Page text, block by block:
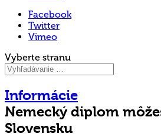
Facebook
Twitter
Vimeo
Vyberte stranu
Informácie
Nemecký diplom
Slovensku